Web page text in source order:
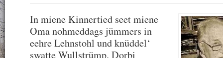
In miene Kinnertied seet miene
Oma nohmeddags jümmers in
eehre Lehnstohl und knüddel‘
swatte Wullstrümp. Dorbi